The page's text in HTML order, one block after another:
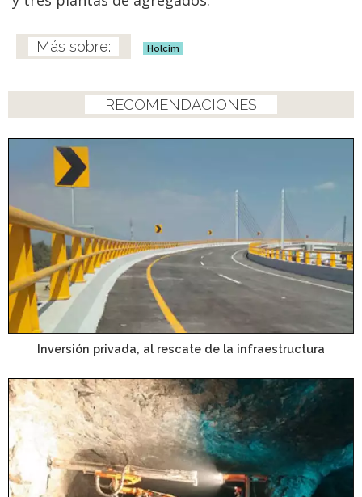
Holcim
RECOMENDACIONES
Inversión privada, al rescate de la infraestructura